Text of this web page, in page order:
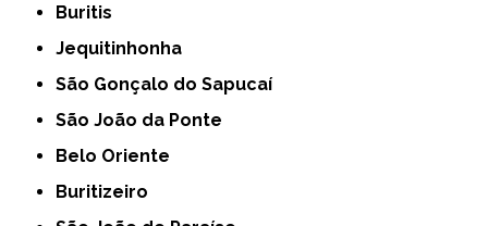
Buritis
Jequitinhonha
São Gonçalo do Sapucaí
São João da Ponte
Belo Oriente
Buritizeiro